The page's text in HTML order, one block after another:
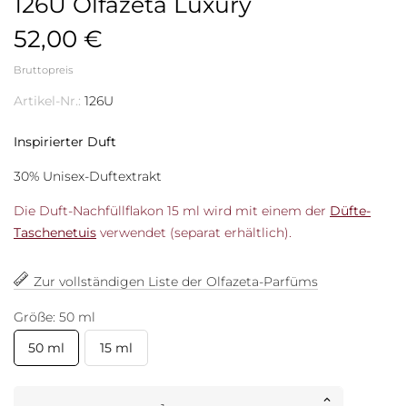
52,00 €
Bruttopreis
Artikel-Nr.: 126U
Inspirierter Duft
30% Unisex-Duftextrakt
Die Duft-Nachfüllflakon 15 ml wird mit einem der Düfte-
Taschenetuis verwendet (separat erhältlich).
Zur vollständigen Liste der Olfazeta-Parfüms
Größe: 50 ml
50 ml
15 ml